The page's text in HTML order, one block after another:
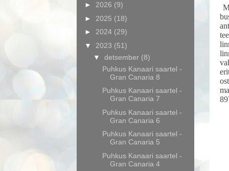
► 2026 (9)
► 2025 (18)
► 2024 (29)
▼ 2023 (51)
▼ detsember (8)
Puhkus Kanaari saartel -
Gran Canaria 8
Puhkus Kanaari saartel -
Gran Canaria 7
Puhkus Kanaari saartel -
Gran Canaria 6
Puhkus Kanaari saartel -
Gran Canaria 5
Puhkus Kanaari saartel -
Gran Canaria 4